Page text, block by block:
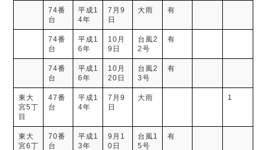
74番
台
平成1
4年
7月9
日
大雨 有
74番
台
平成1
6年
10月
9日
台風2
2号
有
74番
台
平成1
6年
10月
20日
台風2
3号
有
東大
宮5丁
目
47番
台
平成1
4年
7月9
日
大雨 1
東大
宮6丁
70番
台
平成1
3年
9月1
0日
台風1
5号
有